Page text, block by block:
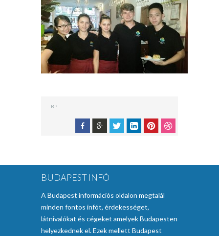
BP
BUDAPEST INFÓ
A Budapest információs oldalon megtalál
minden fontos infót, érdekességet,
látnivalókat és cégeket amelyek Budapesten
helyezkednek el. Ezek mellett Budapest